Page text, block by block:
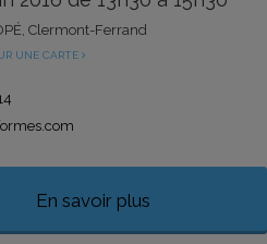
Clermont-Ferrand
UNE CARTE
En savoir plus